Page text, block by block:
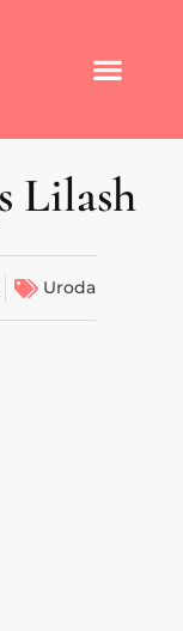
Lilash
Uroda